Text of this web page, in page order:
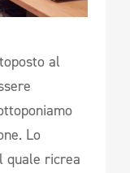
al
Lo
quale ricrea